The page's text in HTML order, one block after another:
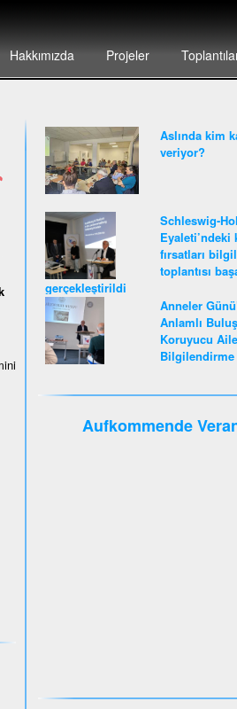
Hakkımızda Projeler
Aslında kim
veriyor?
Schleswig-
Eyaleti’ndeki
fırsatları
toplantısı
gerçekleştirildi
Anneler
Anlamlı
Koruyucu Aile
Bilgilendirme
Aufkommende